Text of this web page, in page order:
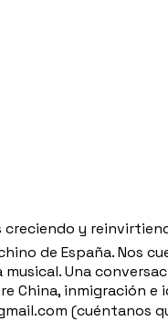
creciendo y
de España. Nos
Una
China, inmigración
(cuéntanos